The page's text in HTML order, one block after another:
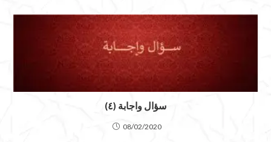
سؤال واجابة (٤)
08/02/2020